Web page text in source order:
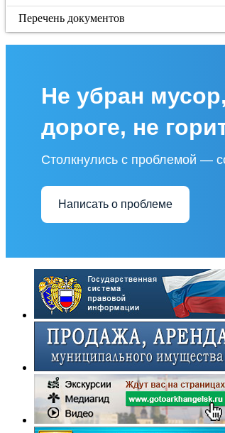
Перечень документов
Не убран
дороге, не
Столкнулись с проблемой —
Написать о проблеме